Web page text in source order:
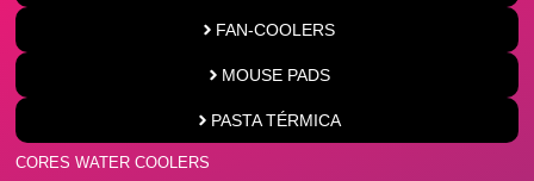
FAN-COOLERS
MOUSE PADS
PASTA TÉRMICA
CORES WATER COOLERS